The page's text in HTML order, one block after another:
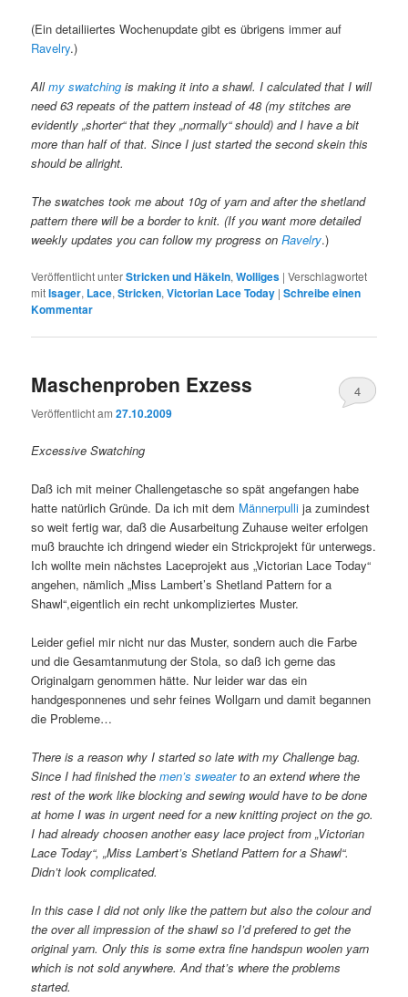
(Ein detailiiertes Wochenupdate gibt es übrigens immer auf
Ravelry.)
Allmy swatching is making it into a shawl. I calculated that I will
need 63 repeats of the pattern instead of 48 (my stitches are
evidently „shorter“ that they „normally“ should) and I have a bit
more than half of that. Since I just started the second skein this
should be allright.
The swatches took me about 10g of yarn and after the shetland
pattern there will be a border to knit. (If you want more detailed
weekly updates you can follow my progress onRavelry.)
Veröffentlicht unterStricken und Häkeln,Wolliges |Verschlagwortet
mitIsager, Lace,Stricken,Victorian Lace Today |Schreibe einen
Kommentar
Maschenproben Exzess
Veröffentlicht am27.10.2009
4
Excessive Swatching
Daß ich mit meiner Challengetasche so spät angefangen habe
hatte natürlich Gründe. Da ich mit dem Männerpulli ja zumindest
so weit fertig war, daß die Ausarbeitung Zuhause weiter erfolgen
muß brauchte ich dringend wieder ein Strickprojekt für unterwegs.
Ich wollte mein nächstes Laceprojekt aus „Victorian Lace Today“
angehen, nämlich „Miss Lambert’s Shetland Pattern for a
Shawl“,eigentlich ein recht unkompliziertes Muster.
Leider gefiel mir nicht nur das Muster, sondern auch die Farbe
und die Gesamtanmutung der Stola, so daß ich gerne das
Originalgarn genommen hätte. Nur leider war das ein
handgesponnenes und sehr feines Wollgarn und damit begannen
die Probleme…
There is a reason why I started so late with my Challenge bag.
Since I had finished themen’s sweaterto an extend where the
rest of the work like blocking and sewing would have to be done
at home I was in urgent need for a new knitting project on the go.
I had already choosen another easy lace project from „Victorian
Lace Today“, „Miss Lambert’s Shetland Pattern for a Shawl“.
Didn’t look complicated.
In this case I did not only like the pattern but also the colour and
the over all impression of the shawl so I’d prefered to get the
original yarn. Only this is some extra fine handspun woolen yarn
which is not sold anywhere. And that’s where the problems
started.